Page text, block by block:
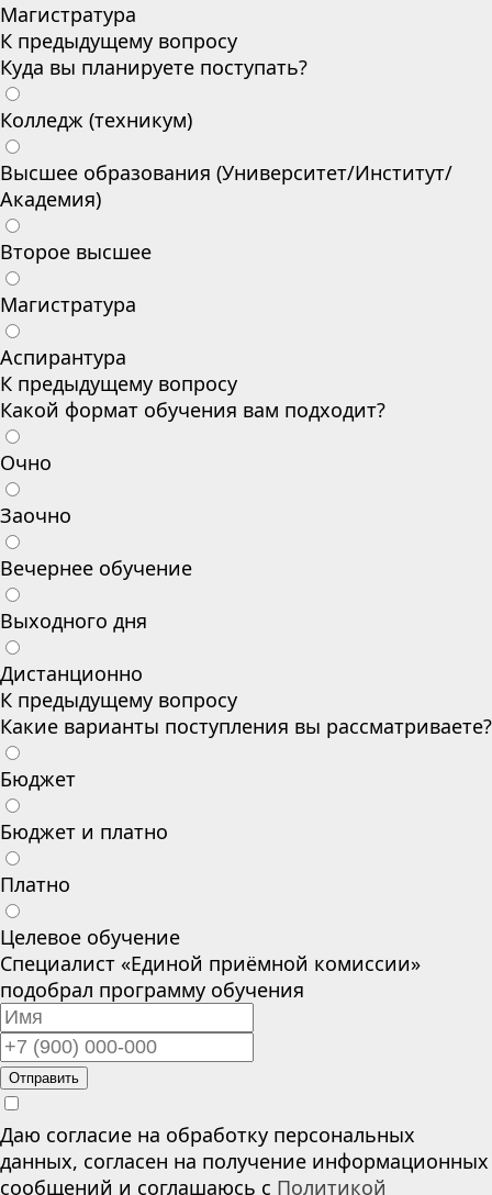
Магистратура
К предыдущему вопросу
Куда вы планируете поступать?
Колледж (техникум)
Высшее образования (Университет/Институт/
Академия)
Второе высшее
Магистратура
Аспирантура
К предыдущему вопросу
Какой формат обучения вам подходит?
Очно
Заочно
Вечернее обучение
Выходного дня
Дистанционно
К предыдущему вопросу
Какие варианты поступления вы рассматриваете?
Бюджет
Бюджет и платно
Платно
Целевое обучение
Специалист «Единой приёмной комиссии»
подобрал программу обучения
Отправить
Даю согласие на обработку персональных
данных, согласен на получение информационных
сообщений и соглашаюсь с Политикой